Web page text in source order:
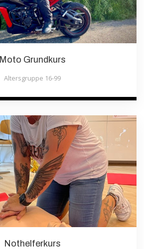
Moto Grundkurs
Altersgruppe 16-99
Nothelferkurs